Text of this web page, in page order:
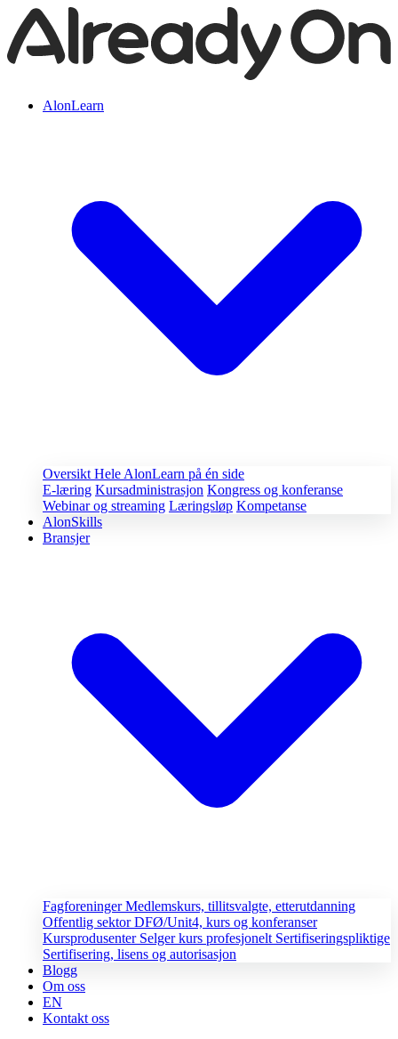
AlonLearn
Oversikt Hele AlonLearn på én side
E-læring Kursadministrasjon Kongress og konferanse
Webinar og streaming Læringsløp Kompetanse
AlonSkills
Bransjer
FagforeningerMedlemskurs, tillitsvalgte, etterutdanning
Offentlig sektorDFØ/Unit4, kurs og konferanser
Kursprodusenter Selger kurs profesjonelt Sertifiseringspliktige
Sertifisering, lisens og autorisasjon
Blogg
Om oss
EN
Kontakt oss